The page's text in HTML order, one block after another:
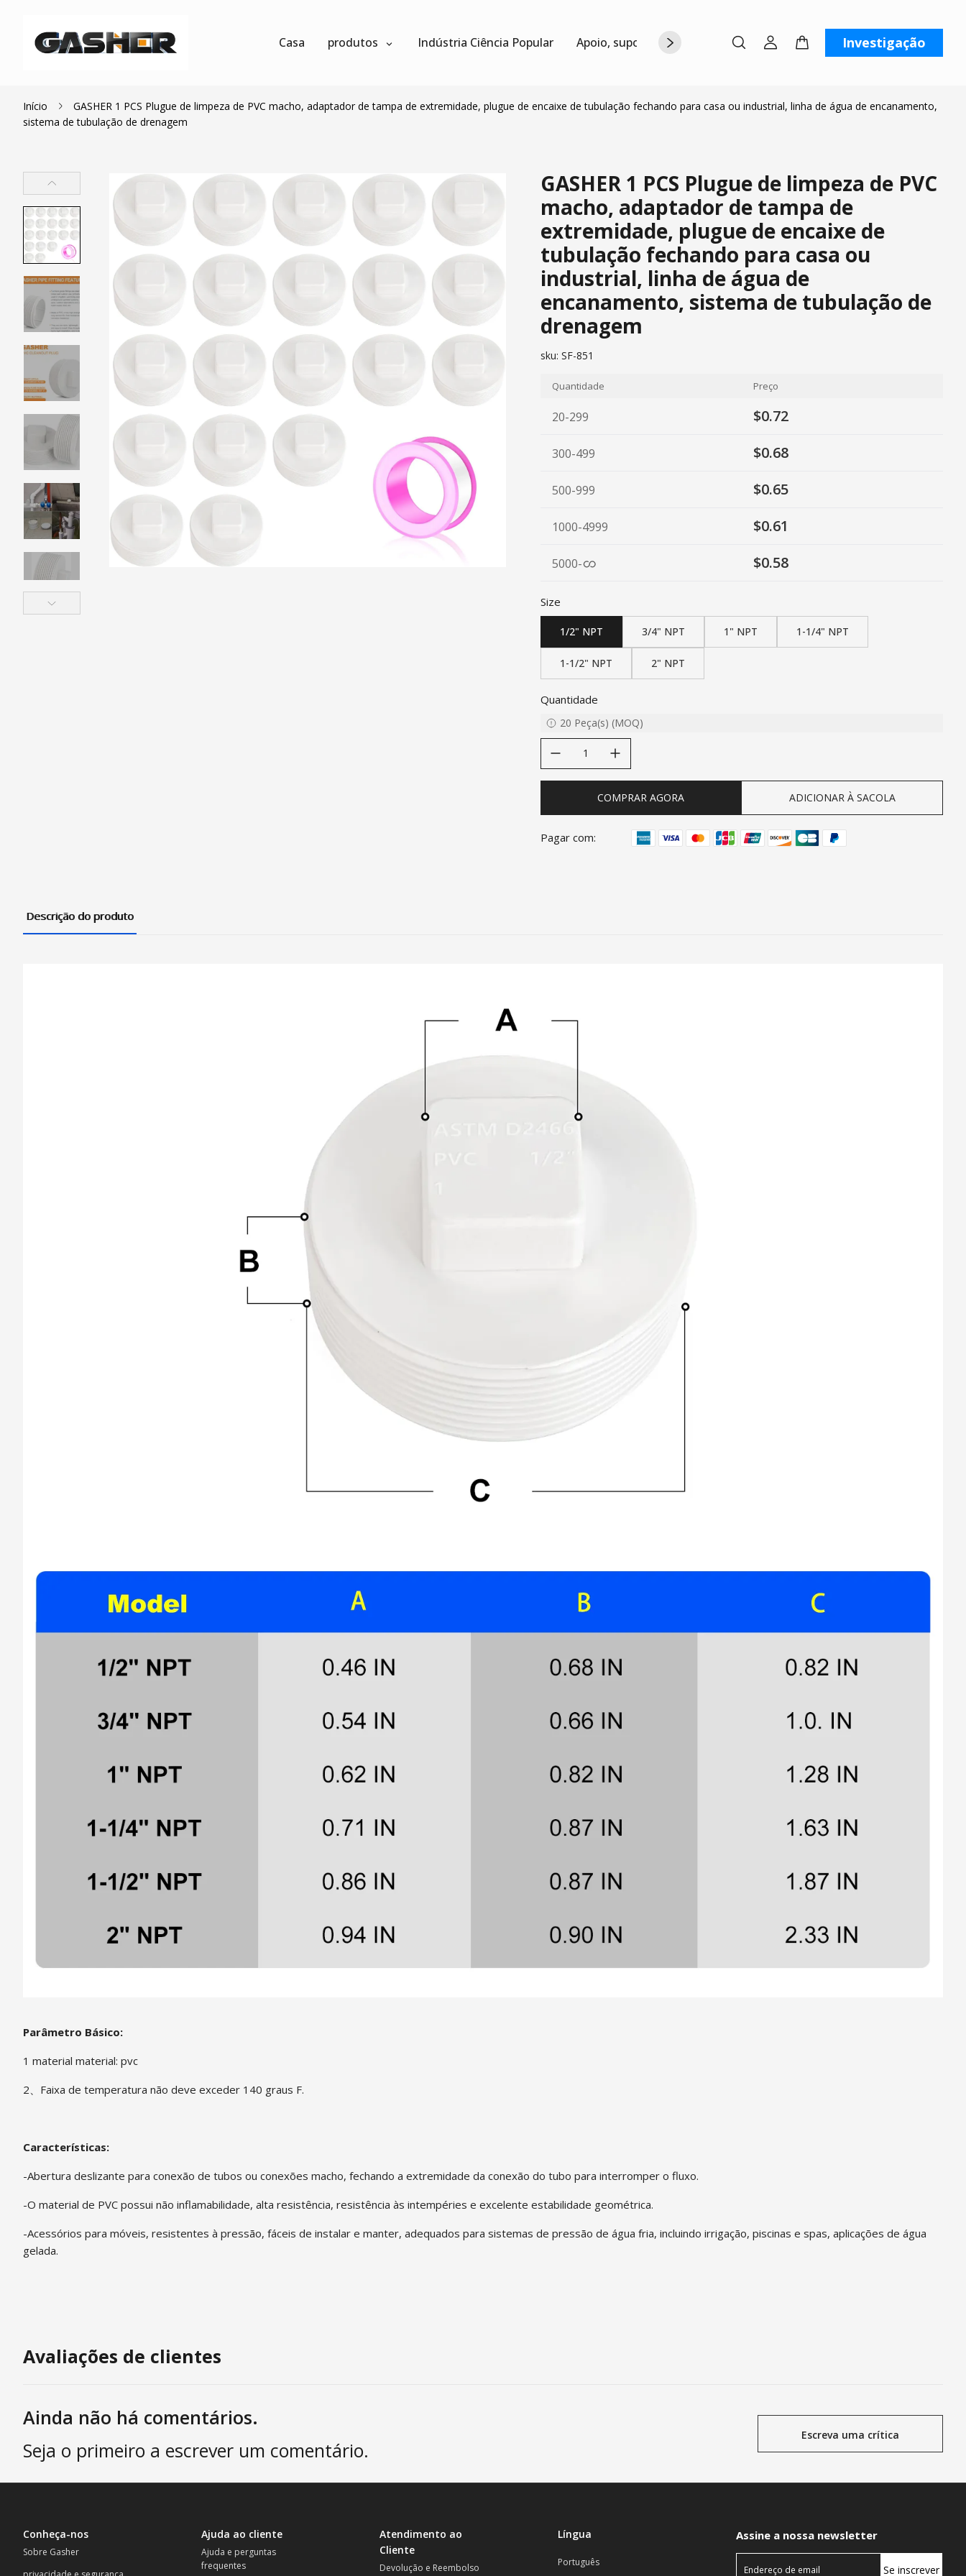
Casa produtos Indústria Ciência Popular Apoio, suporte Sobre nós Contate-nos Investigação
Início
GASHER 1 PCS Plugue de limpeza de PVC macho, adaptador de tampa de extremidade, plugue de encaixe de tubulação fechando para casa ou industrial, linha de água de encanamento,
sistema de tubulação de drenagem
GASHER 1 PCS Plugue de limpeza de PVC
macho, adaptador de tampa de
extremidade, plugue de encaixe de
tubulação fechando para casa ou
industrial, linha de água de
encanamento, sistema de tubulação de
drenagem
sku: SF-851
Quantidade Preço
20-299 $0.72
300-499 $0.68
500-999 $0.65
1000-4999 $0.61
5000- $0.58
Size
1/2" NPT 3/4" NPT 1" NPT 1-1/4" NPT
1-1/2" NPT 2" NPT
Quantidade
20 Peça(s) (MOQ)
COMPRAR AGORA ADICIONAR À SACOLA
Pagar com:
Descrição do produto
Parâmetro Básico:
1 material material: pvc
2、Faixa de temperatura não deve exceder 140 graus F.
Características:
-Abertura deslizante para conexão de tubos ou conexões macho, fechando a extremidade da conexão do tubo para interromper o fluxo.
-O material de PVC possui não inflamabilidade, alta resistência, resistência às intempéries e excelente estabilidade geométrica.
-Acessórios para móveis, resistentes à pressão, fáceis de instalar e manter, adequados para sistemas de pressão de água fria, incluindo irrigação, piscinas e spas, aplicações de água
gelada.
Avaliações de clientes
Ainda não há comentários.
Seja o primeiro a escrever um comentário.
Escreva uma crítica
Conheça-nos
Sobre Gasher
Ajuda ao cliente
Ajuda e perguntas
frequentes
Atendimento ao
Cliente
Devolução e Reembolso
Língua
Português
Assine a nossa newsletter
Se inscrever